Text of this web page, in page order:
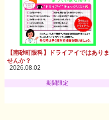
【南砂町眼科】ドライアイではありま
せんか？
2026.08.02
期間限定